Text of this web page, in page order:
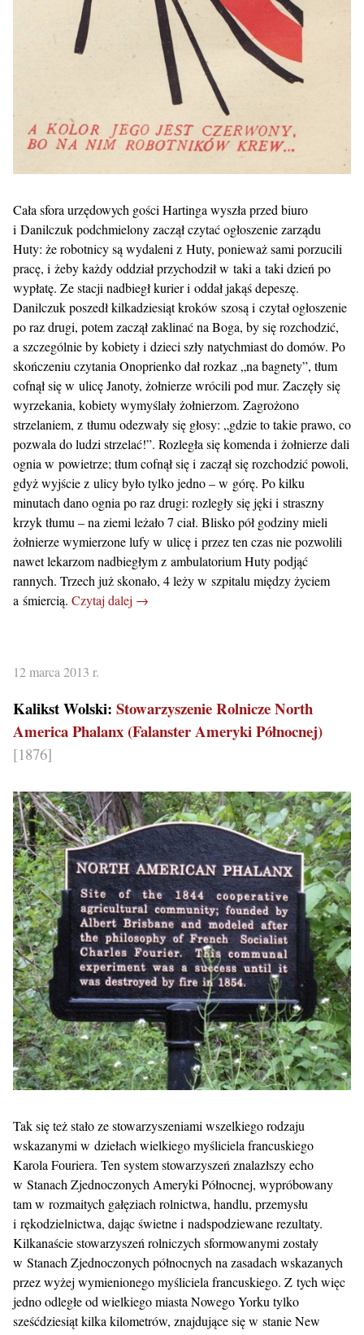
Cała sfora urzędowych gości Hartinga wyszła przed biuro
i Danilczuk podchmielony zaczął czytać ogłoszenie zarządu
Huty: że robotnicy są wydaleni z Huty, ponieważ sami porzucili
pracę, i żeby każdy oddział przychodził w taki a taki dzień po
wypłatę. Ze stacji nadbiegł kurier i oddał jakąś depeszę.
Danilczuk poszedł kilkadziesiąt kroków szosą i czytał ogłoszenie
po raz drugi, potem zaczął zaklinać na Boga, by się rozchodzić,
a szczególnie by kobiety i dzieci szły natychmiast do domów. Po
skończeniu czytania Onoprienko dał rozkaz „na bagnety”, tłum
cofnął się w ulicę Janoty, żołnierze wrócili pod mur. Zaczęły się
wyrzekania, kobiety wymyślały żołnierzom. Zagrożono
strzelaniem, z tłumu odezwały się głosy: „gdzie to takie prawo, co
pozwala do ludzi strzelać!”. Rozległa się komenda i żołnierze dali
ognia w powietrze; tłum cofnął się i zaczął się rozchodzić powoli,
gdyż wyjście z ulicy było tylko jedno – w górę. Po kilku
minutach dano ognia po raz drugi: rozległy się jęki i straszny
krzyk tłumu – na ziemi leżało 7 ciał. Blisko pół godziny mieli
żołnierze wymierzone lufy w ulicę i przez ten czas nie pozwolili
nawet lekarzom nadbiegłym z ambulatorium Huty podjąć
rannych. Trzech już skonało, 4 leży w szpitalu między życiem
a śmiercią. Czytaj dalej →
12 marca 2013 r.
Kalikst Wolski: Stowarzyszenie Rolnicze North
America Phalanx (Falanster Ameryki Północnej)
[1876]
Tak się też stało ze stowarzyszeniami wszelkiego rodzaju
wskazanymi w dziełach wielkiego myśliciela francuskiego
Karola Fouriera. Ten system stowarzyszeń znalazłszy echo
w Stanach Zjednoczonych Ameryki Północnej, wypróbowany
tam w rozmaitych gałęziach rolnictwa, handlu, przemysłu
i rękodzielnictwa, dając świetne i nadspodziewane rezultaty.
Kilkanaście stowarzyszeń rolniczych sformowanymi zostały
w Stanach Zjednoczonych północnych na zasadach wskazanych
przez wyżej wymienionego myśliciela francuskiego. Z tych więc
jedno odległe od wielkiego miasta Nowego Yorku tylko
sześćdziesiąt kilka kilometrów, znajdujące się w stanie New